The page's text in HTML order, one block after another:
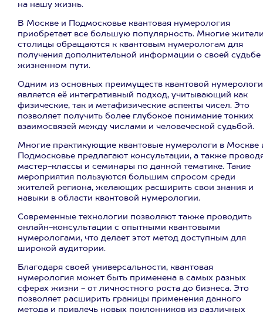
на нашу жизнь.
В Москве и Подмосковье квантовая нумерология
приобретает все большую популярность. Многие
столицы обращаются к квантовым нумерологам для
получения дополнительной информации о своей судьбе
жизненном пути.
Одним из основных преимуществ квантовой
является её интегративный подход, учитывающий как
физические, так и метафизические аспекты чисел. Это
позволяет получить более глубокое понимание тонких
взаимосвязей между числами и человеческой судьбой.
Многие практикующие квантовые нумерологи в Москве
Подмосковье предлагают консультации, а также
мастер-классы и семинары по данной тематике. Такие
мероприятия пользуются большим спросом среди
жителей региона, желающих расширить свои знания и
навыки в области квантовой нумерологии.
Современные технологии позволяют также проводить
онлайн-консультации с опытными квантовыми
нумерологами, что делает этот метод доступным для
широкой аудитории.
Благодаря своей универсальности, квантовая
нумерология может быть применена в самых разных
сферах жизни - от личностного роста до бизнеса. Это
позволяет расширить границы применения данного
метода и привлечь новых поклонников из различных